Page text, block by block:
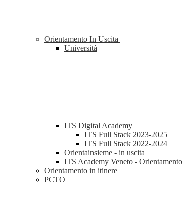
Orientamento In Uscita
Università
ITS Digital Academy
ITS Full Stack 2023-2025
ITS Full Stack 2022-2024
Orientainsieme - in uscita
ITS Academy Veneto - Orientamento
Orientamento in itinere
PCTO